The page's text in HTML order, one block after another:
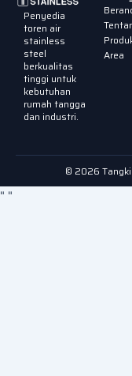
Penyedia
toren air
stainless
steel
berkualitas
tinggi untuk
kebutuhan
rumah tangga
dan industri.
Area
© 2026
" "